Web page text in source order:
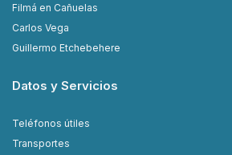
Filmá en Cañuelas
Carlos Vega
Guillermo Etchebehere
Datos y Servicios
Teléfonos útiles
Transportes